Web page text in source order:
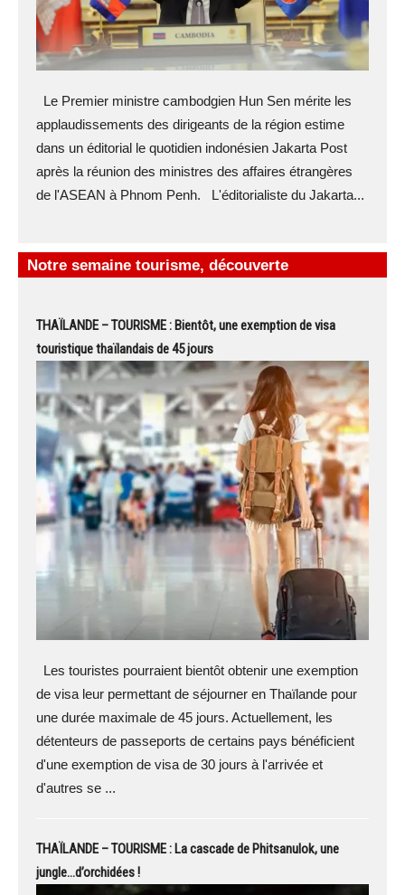
Le Premier ministre cambodgien Hun Sen mérite les
applaudissements des dirigeants de la région estime
dans un éditorial le quotidien indonésien Jakarta Post
après la réunion des ministres des affaires étrangères
de l'ASEAN à Phnom Penh. L'éditorialiste du Jakarta...
Notre semaine tourisme, découverte
THAÏLANDE – TOURISME : Bientôt, une exemption de visa
touristique thaïlandais de 45 jours
Les touristes pourraient bientôt obtenir une exemption
de visa leur permettant de séjourner en Thaïlande pour
une durée maximale de 45 jours. Actuellement, les
détenteurs de passeports de certains pays bénéficient
d'une exemption de visa de 30 jours à l'arrivée et
d'autres se ...
THAÏLANDE – TOURISME : La cascade de Phitsanulok, une
jungle…d’orchidées !